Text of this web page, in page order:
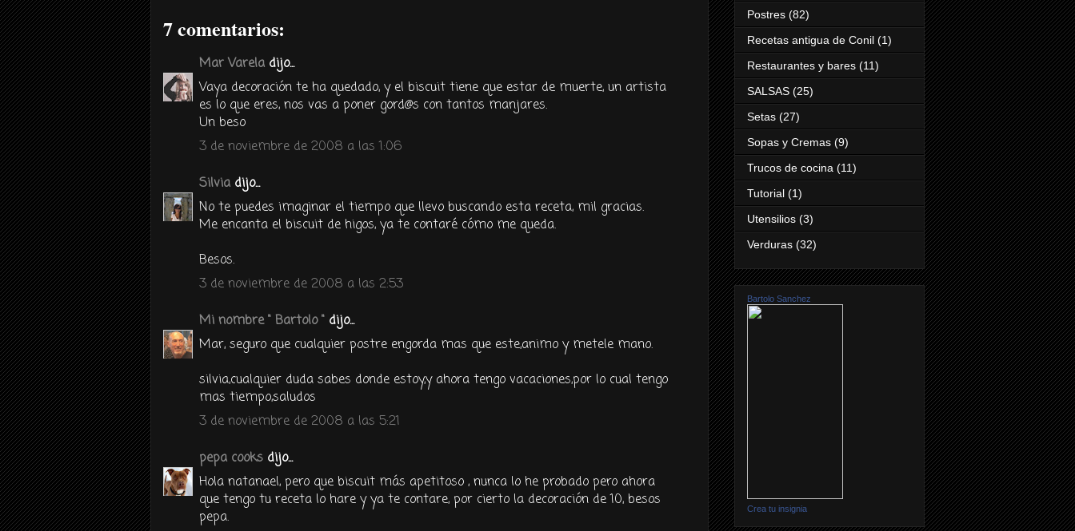
7 comentarios:
Mar Varela dijo...
Vaya decoración te ha quedado, y el biscuit tiene que estar de muerte, un artista
es lo que eres, nos vas a poner gord@s con tantos manjares.
Un beso
3 de noviembre de 2008 a las 1:06
Silvia dijo...
No te puedes imaginar el tiempo que llevo buscando esta receta, mil gracias.
Me encanta el biscuit de higos, ya te contaré cómo me queda.
Besos.
3 de noviembre de 2008 a las 2:53
Mi nombre " Bartolo " dijo...
Mar, seguro que cualquier postre engorda mas que este,animo y metele mano.
silvia,cualquier duda sabes donde estoy,y ahora tengo vacaciones,por lo cual tengo
mas tiempo,saludos
3 de noviembre de 2008 a las 5:21
pepa cooks dijo...
Hola natanael, pero que biscuit más apetitoso , nunca lo he probado pero ahora
que tengo tu receta lo hare y ya te contare, por cierto la decoración de 10, besos
pepa.
Postres (82)
Recetas antigua de Conil (1)
Restaurantes y bares (11)
SALSAS (25)
Setas (27)
Sopas y Cremas (9)
Trucos de cocina (11)
Tutorial (1)
Utensilios (3)
Verduras (32)
Bartolo Sanchez
Crea tu insignia